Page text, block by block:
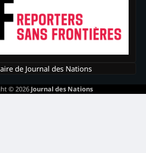
de Journal des Nations
© 2026 Journal des Nations